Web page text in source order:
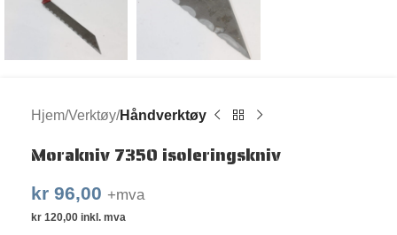
Hjem Verktøy Håndverktøy
Morakniv 7350 isoleringskniv
kr 96,00 +mva
kr 120,00 inkl. mva